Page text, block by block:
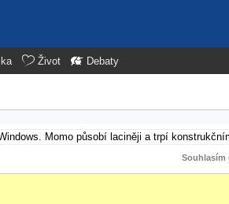
Život Debaty
Momo působí laciněji a trpí
Souhlasím